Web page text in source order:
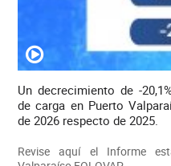
Un decrecimiento de -
de carga en Puerto
de 2026 respecto de 2025.
Revise aquí el Informe